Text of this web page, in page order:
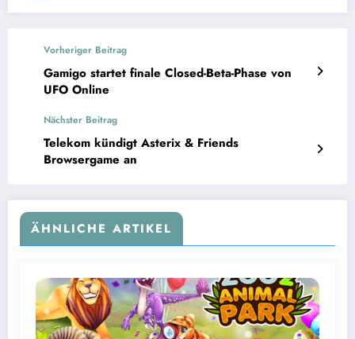
Vorheriger Beitrag
Gamigo startet finale Closed-Beta-Phase von
UFO Online
Nächster Beitrag
Telekom kündigt Asterix & Friends
Browsergame an
ÄHNLICHE ARTIKEL